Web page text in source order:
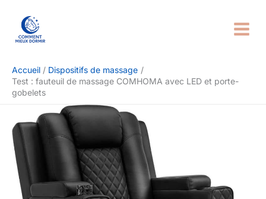
contenu
Accueil
Dispositifs de massage
Test : fauteuil de massage COMHOMA avec LED et porte-
gobelets